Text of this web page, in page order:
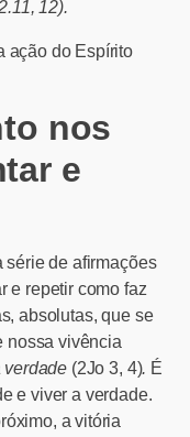
12).
ação do Espírito
nos
e
série de afirmações
e repetir como faz
absolutas, que se
nossa vivência
verdade (2Jo 3, 4). É
e viver a verdade.
a vitória